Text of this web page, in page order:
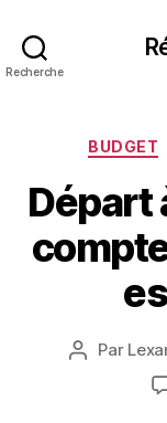
Recherche
BUDGET
Départ
Auteur
Par